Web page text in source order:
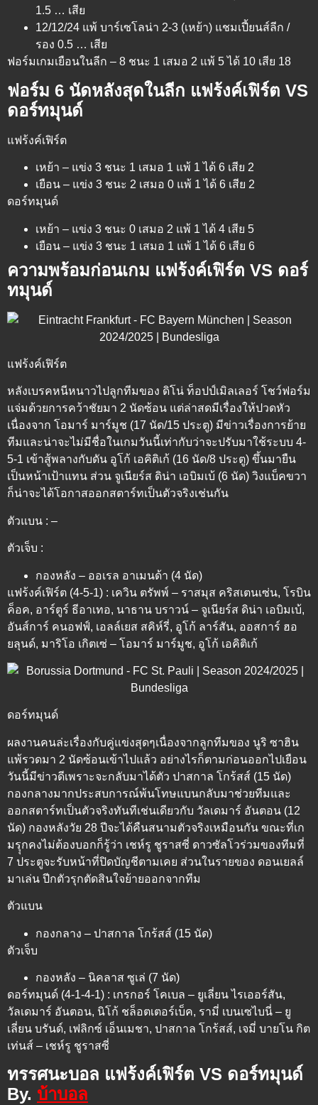
1.5 … เสีย
12/12/24 แพ้ บาร์เซโลน่า 2-3 (เหย้า) แชมเปี้ยนส์ลีก /
รอง 0.5 … เสีย
ฟอร์มเกมเยือนในลีก – 8 ชนะ 1 เสมอ 2 แพ้ 5 ได้ 10 เสีย 18
ฟอร์ม 6 นัดหลังสุดในลีก แฟร้งค์เฟิร์ต VS
ดอร์ทมุนด์
แฟร้งค์เฟิร์ต
เหย้า – แข่ง 3 ชนะ 1 เสมอ 1 แพ้ 1 ได้ 6 เสีย 2
เยือน – แข่ง 3 ชนะ 2 เสมอ 0 แพ้ 1 ได้ 6 เสีย 2
ดอร์ทมุนด์
เหย้า – แข่ง 3 ชนะ 0 เสมอ 2 แพ้ 1 ได้ 4 เสีย 5
เยือน – แข่ง 3 ชนะ 1 เสมอ 1 แพ้ 1 ได้ 6 เสีย 6
ความพร้อมก่อนเกม แฟร้งค์เฟิร์ต VS ดอร์
ทมุนด์
แฟร้งค์เฟิร์ต
หลังเบรคหนีหนาวไปลูกทีมของ ดิโน่ ท็อปป์เมิลเลอร์ โชว์ฟอร์ม
แจ่มด้วยการคว้าชัยมา 2 นัดซ้อน แต่ล่าสดมีเรื่องให้ปวดหัว
เนื่องจาก โอมาร์ มาร์มูช (17 นัด/15 ประตู) มีข่าวเรื่องการย้าย
ทีมและน่าจะไม่มีชื่อในเกมวันนี้เท่ากับว่าจะปรับมาใช้ระบบ 4-
5-1 เข้าสู้พลางกับดัน อูโก้ เอคิติเก้ (16 นัด/8 ประตู) ขึ้นมายืน
เป็นหน้าเป้าแทน ส่วน จูเนียร์ส ดิน่า เอบิมเบ้ (6 นัด) วิงแบ็คขวา
ก็น่าจะได้โอกาสออกสตาร์ทเป็นตัวจริงเช่นกัน
ตัวแบน : –
ตัวเจ็บ :
กองหลัง – ออเรล อาเมนด้า (4 นัด)
แฟร้งค์เฟิร์ต (4-5-1) : เควิน ตรัพพ์ – ราสมุส คริสเตนเซ่น, โรบิน
ค็อค, อาร์ตูร์ ธีอาเทอ, นาธาน บราวน์ – จูเนียร์ส ดิน่า เอบิมเบ้,
อันส์การ์ คนอฟฟ์, เอลล์เยส สคิห์รี่, อูโก้ ลาร์สัน, ออสการ์ ฮอ
ยลุนด์, มาริโอ เกิตเซ่ – โอมาร์ มาร์มูช, อูโก้ เอคิติเก้
ดอร์ทมุนด์
ผลงานคนล่ะเรื่องกับคู่แข่งสุดๆเนื่องจากลูกทีมของ นูริ ซาฮิน
แพ้รวดมา 2 นัดซ้อนเข้าไปแล้ว อย่างไรก็ตามก่อนออกไปเยือน
วันนี้มีข่าวดีเพราะจะกลับมาได้ตัว ปาสกาล โกร้สส์ (15 นัด)
กองกลางมากประสบการณ์พ้นโทษแบนกลับมาช่วยทีมและ
ออกสตาร์ทเป็นตัวจริงทันทีเช่นเดียวกับ วัลเดมาร์ อันตอน (12
นัด) กองหลังวัย 28 ปีจะได้คืนสนามตัวจริงเหมือนกัน ขณะที่เก
มรุุกคงไม่ต้องบอกก็รู้ว่า เชห์รู ชูราสซี่ ดาวซัลโวร่วมของทีมที่
7 ประตูจะรับหน้าที่ปิดบัญชีตามเคย ส่วนในรายของ ดอนเยลล์
มาเล่น ปีกตัวรุกตัดสินใจย้ายออกจากทีม
ตัวแบน
กองกลาง – ปาสกาล โกร้สส์ (15 นัด)
ตัวเจ็บ
กองหลัง – นิคลาส ซูเล่ (7 นัด)
ดอร์ทมุนด์ (4-1-4-1) : เกรกอร์ โคเบล – ยูเลี่ยน ไรเออร์สัน,
วัลเดมาร์ อันตอน, นิโก้ ชล็อตเตอร์เบ็ค, รามี่ เบนเซไบนี่ – ยู
เลี่ยน บรันด์, เฟลิกซ์ เอ็นเมชา, ปาสกาล โกร้สส์, เจมี่ บายโน กิต
เท่นส์ – เชห์รู ชูราสซี่
ทรรศนะบอล แฟร้งค์เฟิร์ต VS ดอร์ทมุนด์
By. บ้าบอล